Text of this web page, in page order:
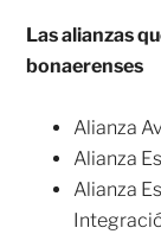
Las alianzas
bonaerenses
Alianza
Alianza
Alianza